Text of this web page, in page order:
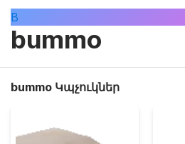
B
bummo
bummo Կպչուկներ